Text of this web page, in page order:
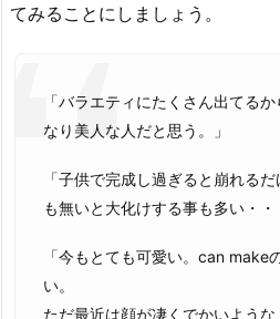
てみることにしましょう。
「バラエティにたくさん出てる
なり美人な人だと思う。」
「子供で完成し過ぎると崩れる
も無いと大化けする事も多い・・
「今もとても可愛い。can make
い。
ただ最近は顔が凄くでかいよう